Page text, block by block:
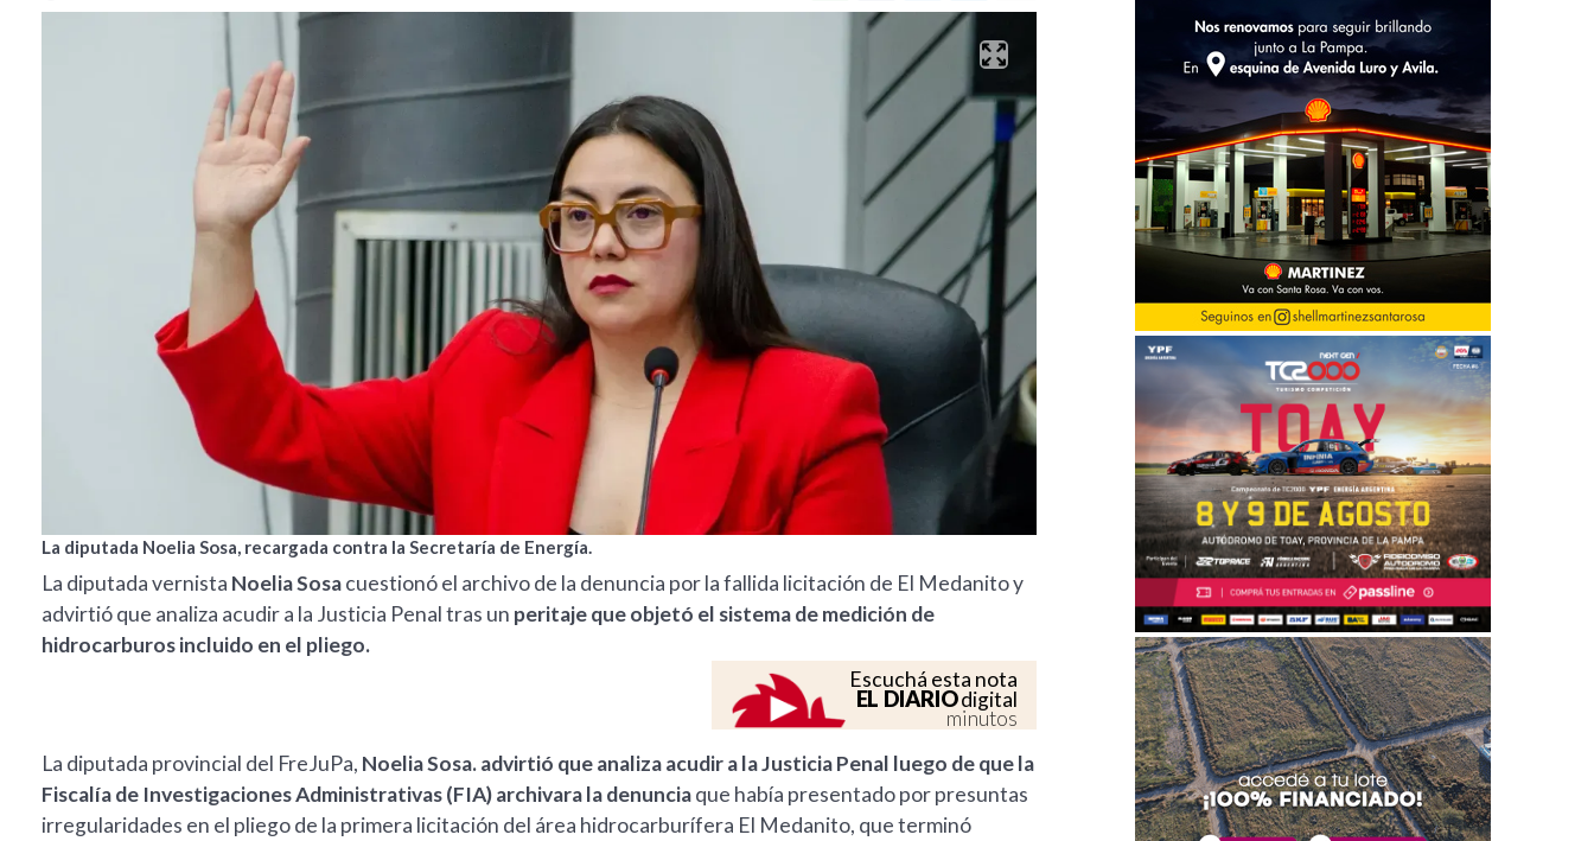
La diputada Noelia Sosa, recargada contra la Secretaría de Energía.
La diputada vernista Noelia Sosacuestionó el archivo de la denuncia por la fallida licitación de El Medanito y
advirtió que analiza acudir a la Justicia Penal tras un peritaje que objetó el sistema de medición de
hidrocarburos incluido en el pliego.
Escuchá esta nota
EL DIARIOdigital
minutos
La diputada provincial del FreJuPa, Noelia Sosa. advirtió que analiza acudir a la Justicia Penal luego de que la
Fiscalía de Investigaciones Administrativas (FIA) archivara la denunciaque había presentado por presuntas
irregularidades en el pliego de la primera licitación del área hidrocarburífera El Medanito, que terminó